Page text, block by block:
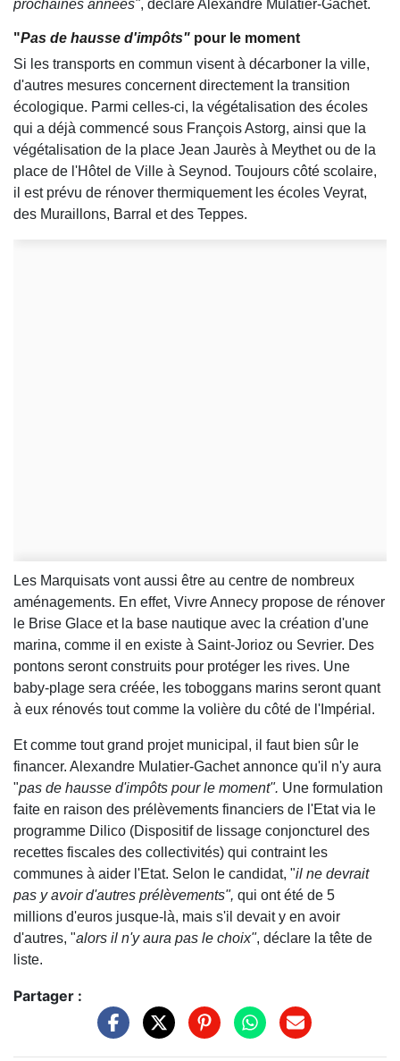
prochaines années", déclare Alexandre Mulatier-Gachet.
"Pas de hausse d'impôts" pour le moment
Si les transports en commun visent à décarboner la ville,
d'autres mesures concernent directement la transition
écologique. Parmi celles-ci, la végétalisation des écoles
qui a déjà commencé sous François Astorg, ainsi que la
végétalisation de la place Jean Jaurès à Meythet ou de la
place de l'Hôtel de Ville à Seynod. Toujours côté scolaire,
il est prévu de rénover thermiquement les écoles Veyrat,
des Muraillons, Barral et des Teppes.
Les Marquisats vont aussi être au centre de nombreux
aménagements. En effet, Vivre Annecy propose de rénover
le Brise Glace et la base nautique avec la création d'une
marina, comme il en existe à Saint-Jorioz ou Sevrier. Des
pontons seront construits pour protéger les rives. Une
baby-plage sera créée, les toboggans marins seront quant
à eux rénovés tout comme la volière du côté de l'Impérial.
Et comme tout grand projet municipal, il faut bien sûr le
financer. Alexandre Mulatier-Gachet annonce qu'il n'y aura
"pas de hausse d'impôts pour le moment". Une formulation
faite en raison des prélèvements financiers de l'Etat via le
programme Dilico (Dispositif de lissage conjoncturel des
recettes fiscales des collectivités) qui contraint les
communes à aider l'Etat. Selon le candidat, "il ne devrait
pas y avoir d'autres prélèvements", qui ont été de 5
millions d'euros jusque-là, mais s'il devait y en avoir
d'autres, "alors il n'y aura pas le choix", déclare la tête de
liste.
Partager :